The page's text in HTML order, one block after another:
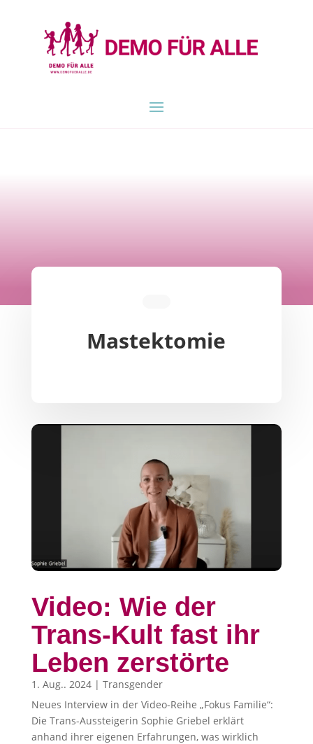
Mastektomie
Video: Wie der
Trans-Kult fast ihr
Leben zerstörte
1. Aug.. 2024| Transgender
Neues Interview in der Video-Reihe „Fokus Familie“:
Die Trans-Aussteigerin Sophie Griebel erklärt
anhand ihrer eigenen Erfahrungen, was wirklich